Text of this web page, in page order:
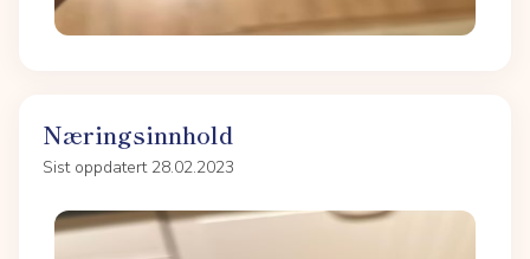
Næringsinnhold
Sist oppdatert 28.02.2023